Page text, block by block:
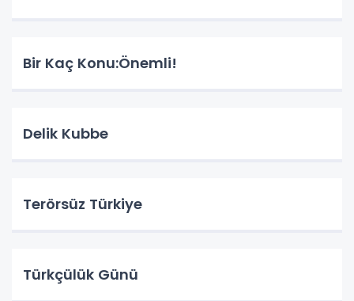
Bir Kaç Konu:Önemli!
Delik Kubbe
Terörsüz Türkiye
Türkçülük Günü